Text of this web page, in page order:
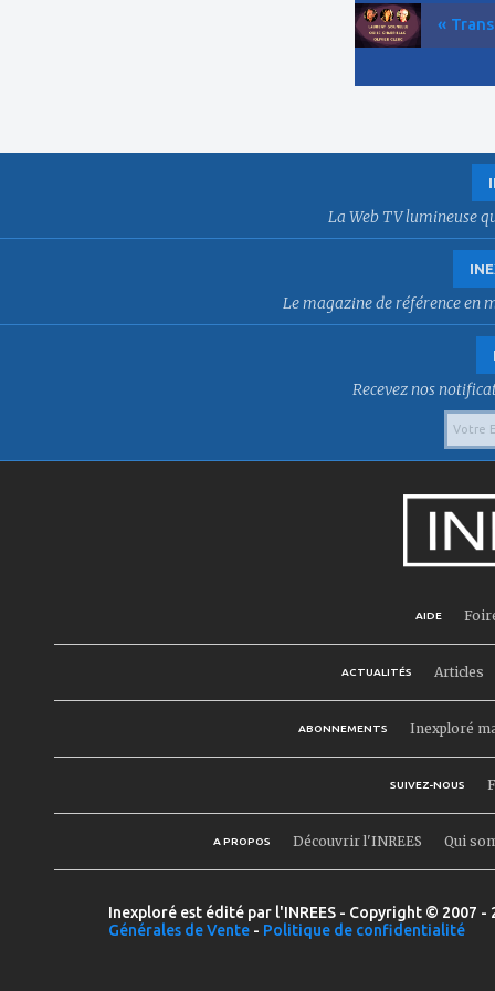
«
La Web TV lumineuse
Le magazine de référence en
Recevez nos
AIDE
ACTUALITÉS Articles
ABONNEMENTS Inexploré
SUIVEZ-NOUS
A PROPOS Découvrir l'INREES Qui
Inexploré est édité par l'INREES - Copyright © 2007
Générales de Vente - Politique de confidentialité